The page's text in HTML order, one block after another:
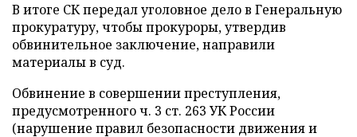
В итоге СКпередал уголовное дело в Генеральную
прокуратуру, чтобы прокуроры, утвердив
обвинительное заключение, направили
материалы в суд.
Обвинение в совершении преступления,
предусмотренного ч. 3 ст. 263 УК России
(нарушение правил безопасности движения и